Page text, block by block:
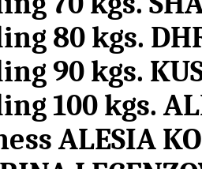
80 kgs.
90 kgs.
100 kgs.
ALESIA